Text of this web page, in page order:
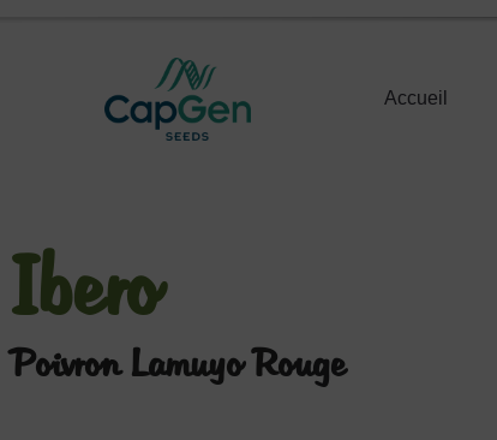
Accueil
Ibero
Poivron Lamuyo Rouge